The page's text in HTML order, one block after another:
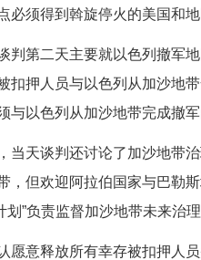
须得到斡旋停火的美国和地
第二天主要就以色列撤军地
押人员与以色列从加沙地
以色列从加沙地带完成撤军
天谈判还讨论了加沙地带治
，但欢迎阿拉伯国家与巴勒
”负责监督加沙地带未来治理
意释放所有幸存被扣押人员